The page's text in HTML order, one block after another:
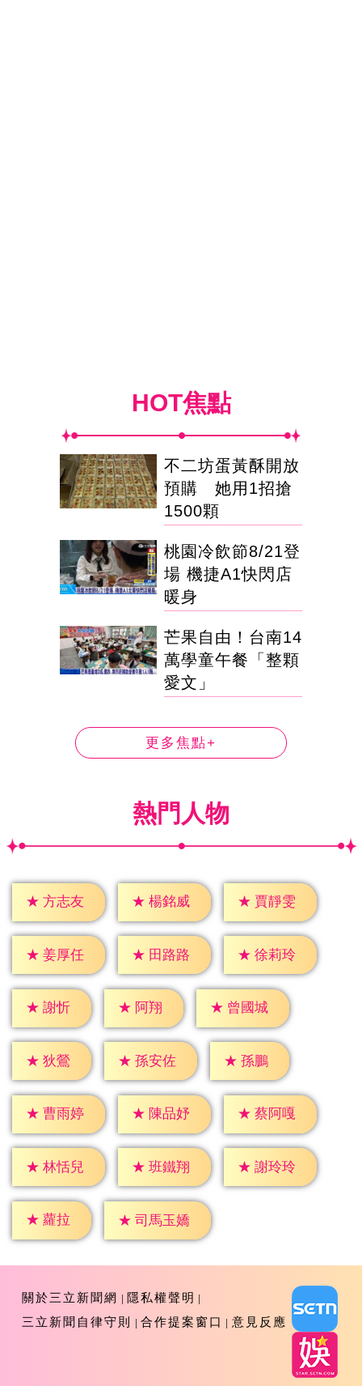
HOT焦點
不二坊蛋黃酥開放
預購 她用1招搶
1500顆
桃園冷飲節8/21登
場 機捷A1快閃店
暖身
芒果自由！台南14
萬學童午餐「整顆
愛文」
更多焦點+
熱門人物
★ 方志友 ★ 楊銘威 ★ 賈靜雯
★ 姜厚任 ★ 田路路 ★ 徐莉玲
★ 謝忻 ★ 阿翔 ★ 曾國城
★ 狄鶯 ★ 孫安佐 ★ 孫鵬
★ 曹雨婷 ★ 陳品妤 ★ 蔡阿嘎
★ 林恬兒 ★ 班鐵翔 ★ 謝玲玲
★ 蘿拉 ★ 司馬玉嬌
關於三立新聞網
隱私權聲明
三立新聞自律守則
合作提案窗口 意見反應